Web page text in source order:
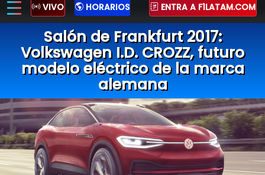
VIVO HORARIOS ENTRA A F1LATAM.COM
Salón de Frankfurt 2017:
Volkswagen I.D. CROZZ, futuro
modelo eléctrico de la marca
alemana